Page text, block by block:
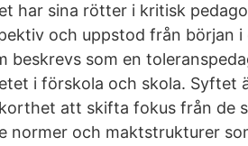
har sina rötter i kritisk
och uppstod från början
beskrevs som en
i förskola och skola.
att skifta fokus från de
normer och maktstrukturer